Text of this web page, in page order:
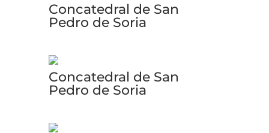
Concatedral de San
Pedro de Soria
Concatedral de San
Pedro de Soria